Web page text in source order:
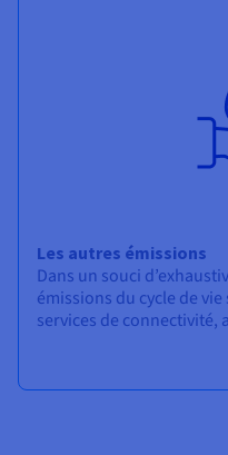
Les autres émissions
Dans un souci
émissions du cycle de
services de connectivité,